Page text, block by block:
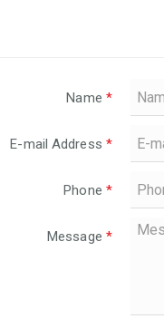
Name *
E-mail Address *
Phone *
Message *